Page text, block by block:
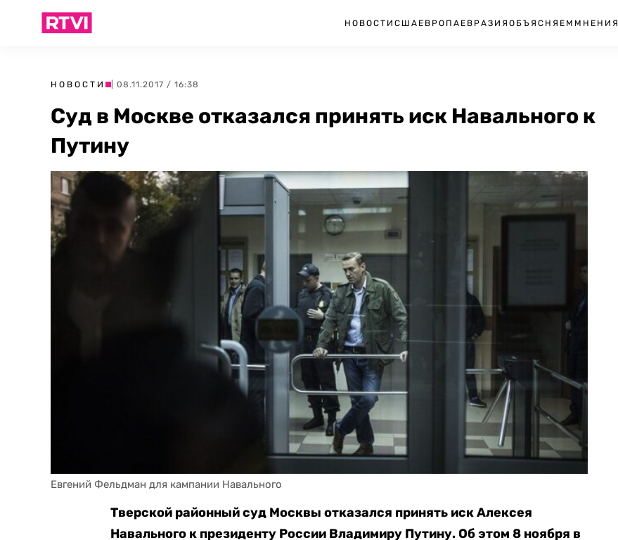
НОВОСТИ США ЕВРОПА ЕВРАЗИЯ ОБЪЯСНЯЕМ МНЕНИЯ
НОВОСТИ | 08.11.2017 / 16:38
Суд в Москве отказался принять иск Навального к
Путину
Евгений Фельдман для кампании Навального
Тверской районный суд Москвы отказался принять иск Алексея
Навального к президенту России Владимиру Путину. Об этом 8 ноября в